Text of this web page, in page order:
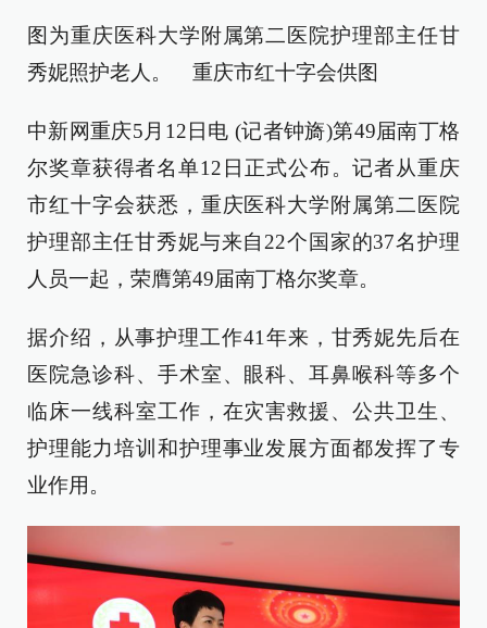
图为重庆医科大学附属第二医院护理部主任甘
秀妮照护老人。 重庆市红十字会供图
中新网重庆5月12日电 (记者钟旖)第49届南丁格
尔奖章获得者名单12日正式公布。记者从重庆
市红十字会获悉，重庆医科大学附属第二医院
护理部主任甘秀妮与来自22个国家的37名护理
人员一起，荣膺第49届南丁格尔奖章。
据介绍，从事护理工作41年来，甘秀妮先后在
医院急诊科、手术室、眼科、耳鼻喉科等多个
临床一线科室工作，在灾害救援、公共卫生、
护理能力培训和护理事业发展方面都发挥了专
业作用。